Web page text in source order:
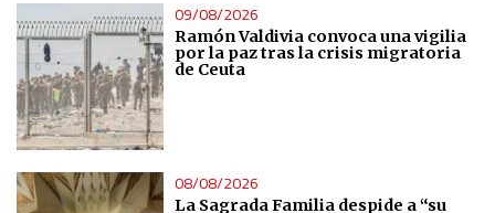
09/08/2026
Ramón Valdivia convoca una vigilia
por la paz tras la crisis migratoria
de Ceuta
08/08/2026
La Sagrada Familia despide a “su